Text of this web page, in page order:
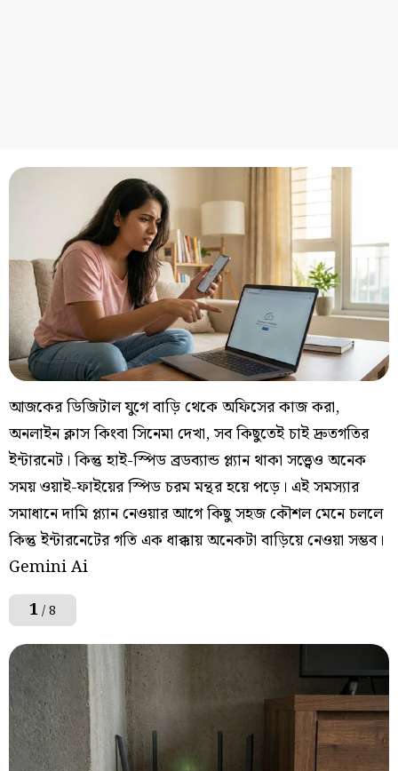
আজকের ডিজিটাল যুগে বাড়ি থেকে অফিসের কাজ করা,
অনলাইন ক্লাস কিংবা সিনেমা দেখা, সব কিছুতেই চাই দ্রুতগতির
ইন্টারনেট। কিন্তু হাই-স্পিড ব্রডব্যান্ড প্ল্যান থাকা সত্ত্বেও অনেক
সময় ওয়াই-ফাইয়ের স্পিড চরম মন্থর হয়ে পড়ে। এই সমস্যার
সমাধানে দামি প্ল্যান নেওয়ার আগে কিছু সহজ কৌশল মেনে চললে
কিন্তু ইন্টারনেটের গতি এক ধাক্কায় অনেকটা বাড়িয়ে নেওয়া সম্ভব।
Gemini Ai
1/ 8